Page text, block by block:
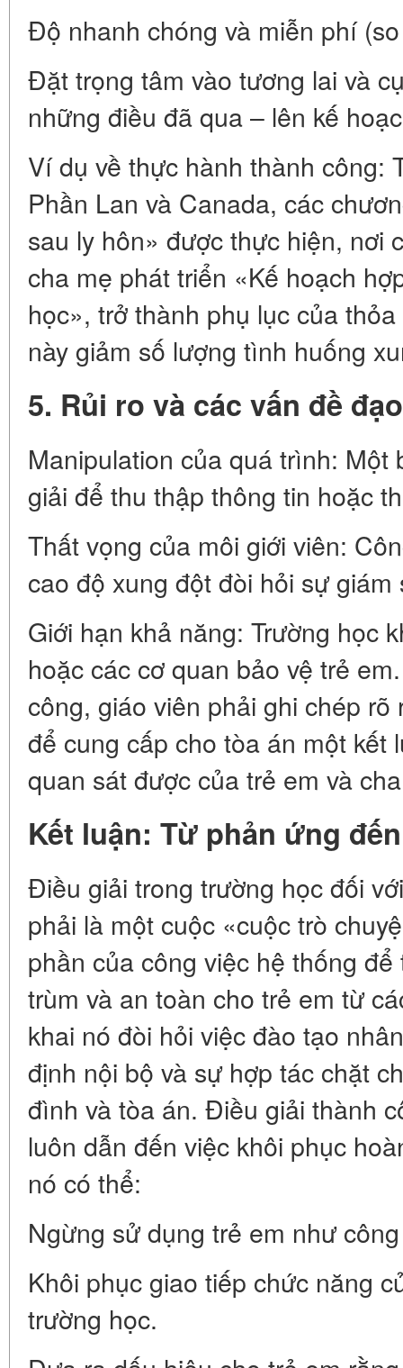
Độ nhanh chóng và miễn phí
Đặt trọng tâm vào tương lai và
những điều đã qua – lên kế
Ví dụ về thực hành thành công:
Phần Lan và Canada, các
sau ly hôn» được thực hiện, nơi
cha mẹ phát triển «Kế hoạch
học», trở thành phụ lục của
này giảm số lượng tình huống
5. Rủi ro và các vấn đề
Manipulation của quá trình:
giải để thu thập thông tin hoặc
Thất vọng của môi giới viên:
cao độ xung đột đòi hỏi sự giám
Giới hạn khả năng: Trường học
hoặc các cơ quan bảo vệ trẻ
công, giáo viên phải ghi chép
để cung cấp cho tòa án một kết
quan sát được của trẻ em và
Kết luận: Từ phản ứng
Điều giải trong trường học đối
phải là một cuộc «cuộc trò
phần của công việc hệ thống
trùm và an toàn cho trẻ em từ
khai nó đòi hỏi việc đào tạo
định nội bộ và sự hợp tác chặt
đình và tòa án. Điều giải thành
luôn dẫn đến việc khôi phục
nó có thể:
Ngừng sử dụng trẻ em như
Khôi phục giao tiếp chức năng
trường học.